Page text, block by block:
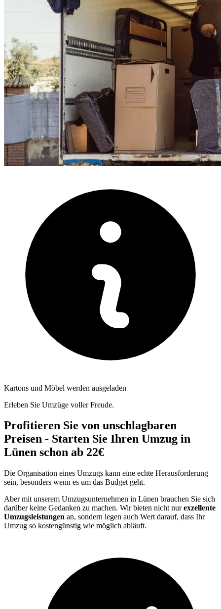
Kartons und Möbel werden ausgeladen
Erleben Sie Umzüge voller Freude.
Profitieren Sie von unschlagbaren
Preisen - Starten Sie Ihren Umzug in
Lünen schon ab 22€
Die Organisation eines Umzugs kann eine echte Herausforderung
sein, besonders wenn es um das Budget geht.
Aber mit unserem Umzugsunternehmen in Lünen brauchen Sie sich
darüber keine Gedanken zu machen. Wir bieten nicht nurexzellente
Umzugsleistungen an, sondern legen auch Wert darauf, dass Ihr
Umzug so kostengünstig wie möglich abläuft.